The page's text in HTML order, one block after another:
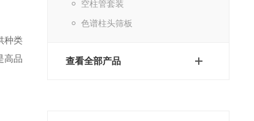
空柱管套装
色谱柱头筛板
查看全部产品
种类
高品